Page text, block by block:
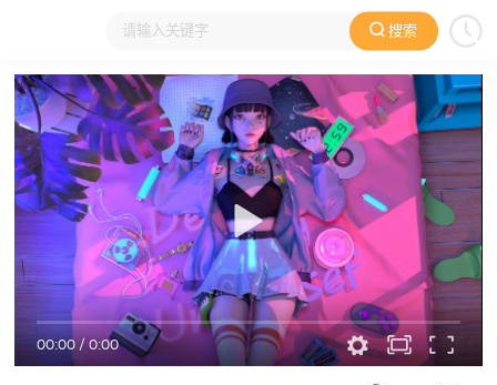
搜索
大家在看 日本动漫 国产动漫 欧美动漫 动漫电影
00:00/0:00